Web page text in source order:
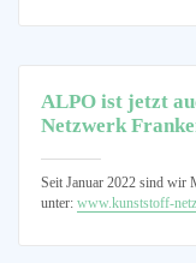
ALPO ist jetzt
Netzwerk
Seit Januar 2022 sind wir
unter: www.kunststoff-